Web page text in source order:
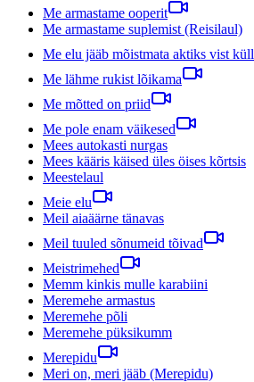
Me armastame ooperit
Me armastame suplemist (Reisilaul)
Me elu jääb mõistmata aktiks vist küll
Me lähme rukist lõikama
Me mõtted on priid
Me pole enam väikesed
Mees autokasti nurgas
Mees kääris käised üles öises kõrtsis
Meestelaul
Meie elu
Meil aiaäärne tänavas
Meil tuuled sõnumeid tõivad
Meistrimehed
Memm kinkis mulle karabiini
Meremehe armastus
Meremehe põli
Meremehe püksikumm
Merepidu
Meri on, meri jääb (Merepidu)